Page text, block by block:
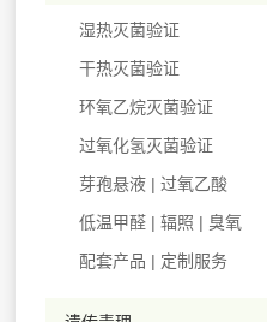
湿热灭菌验证
干热灭菌验证
环氧乙烷灭菌验证
过氧化氢灭菌验证
芽孢悬液 | 过氧乙酸
低温甲醛 | 辐照 | 臭氧
配套产品 | 定制服务